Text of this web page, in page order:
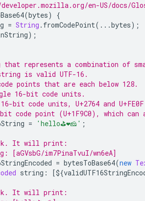
en-US/docs/
(bytes)
{
= String . fromCodePoint(...bytes);
);
represents a combination of
is valid UTF-16.
points that are each below 128.
16-bit code units.
bit code units, U+2764 and
point (U+1F9C0), which can
= 'hello⛳❤️🧀' ;
It will print:
[aGVsbG/im7PinaTvuI/wn6eA]
= bytesToBase64(new
string : [${
It will print: